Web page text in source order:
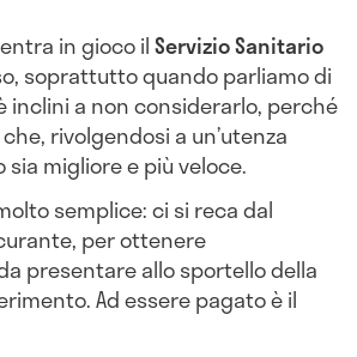
in gioco ilServizio Sanitario
soprattutto quando parliamo di
inclini a non considerarlo, perché
rivolgendosi a un’utenza
sia migliore e più veloce.
semplice: ci si reca dal
per ottenere
presentare allo sportello della
Ad essere pagato è il